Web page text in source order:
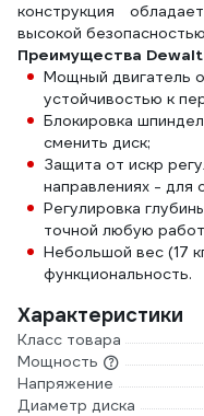
конструкция
высокой
Преимущества Dewalt
Мощный двигатель
устойчивостью к
Блокировка
сменить диск;
Защита от искр
направлениях - для
Регулировка
точной любую
Небольшой вес (17
функциональность.
Характеристики
Класс товара
Мощность
Напряжение
Диаметр диска